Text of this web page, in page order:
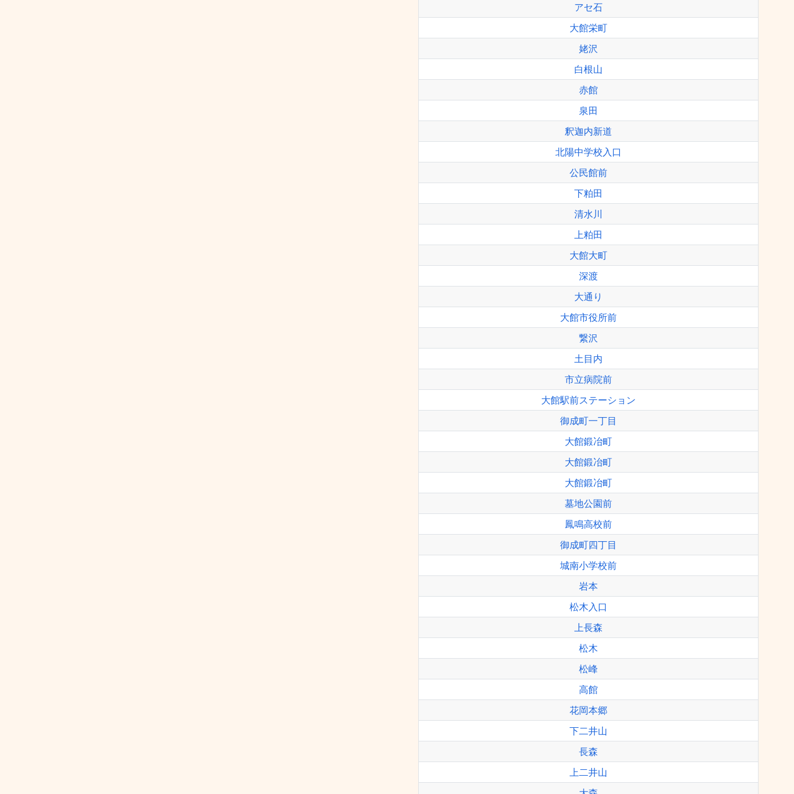
アセ石
大館栄町
姥沢
白根山
赤館
泉田
釈迦内新道
北陽中学校入口
公民館前
下粕田
清水川
上粕田
大館大町
深渡
大通り
大館市役所前
繋沢
土目内
市立病院前
大館駅前ステーション
御成町一丁目
大館鍛冶町
大館鍛冶町
大館鍛冶町
墓地公園前
鳳鳴高校前
御成町四丁目
城南小学校前
岩本
松木入口
上長森
松木
松峰
高館
花岡本郷
下二井山
長森
上二井山